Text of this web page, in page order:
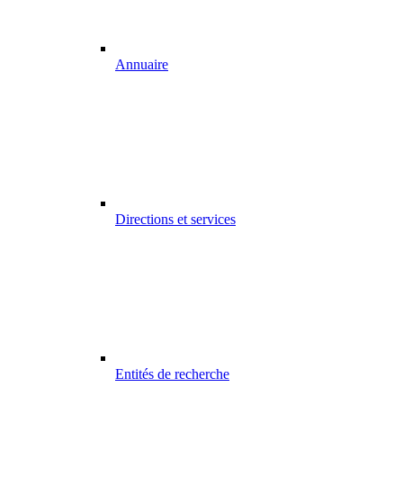
Annuaire
Directions et services
Entités de recherche